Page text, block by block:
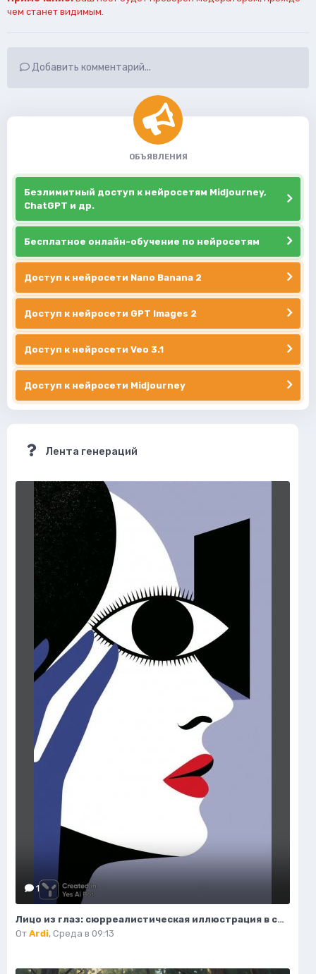
чем станет видимым.
Добавить комментарий...
ОБЪЯВЛЕНИЯ
Безлимитный доступ к нейросетям Midjourney,
ChatGPT и др.
Бесплатное онлайн-обучение по нейросетям
Доступ к нейросети Nano Banana 2
Доступ к нейросети GPT Images 2
Доступ к нейросети Veo 3.1
Доступ к нейросети Midjourney
Лента генераций
1
Лицо из глаз: сюрреалистическая иллюстрация в стиле минимализма. Нейронная сеть Миджорни
От Ardi, Среда в 09:13